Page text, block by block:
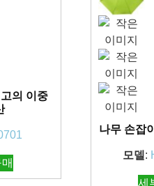
의 이중
나무 손잡
모델 :
세